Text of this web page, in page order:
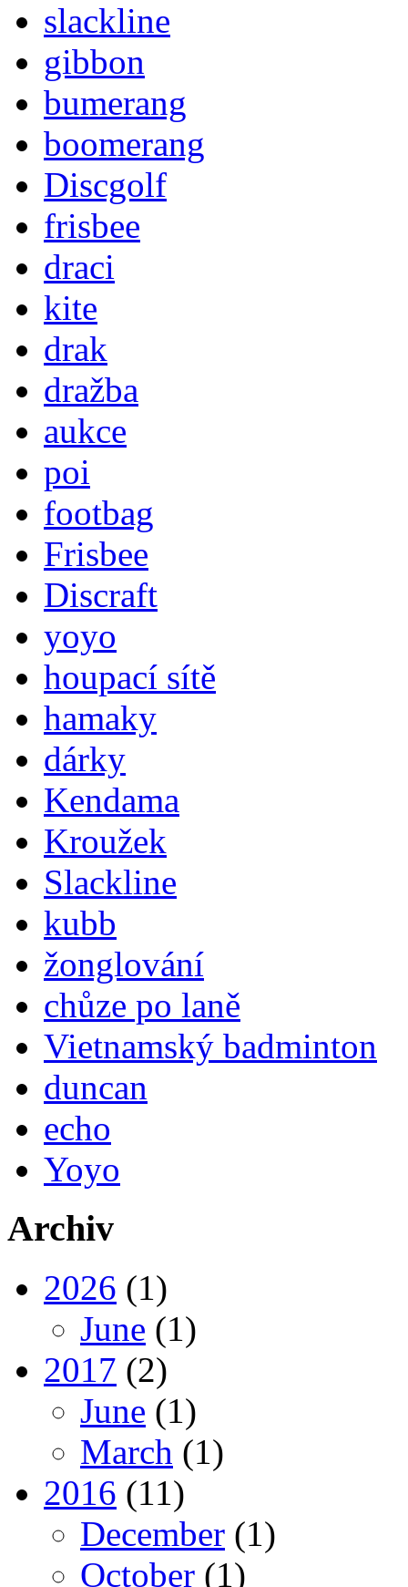
slackline
gibbon
bumerang
boomerang
Discgolf
frisbee
draci
kite
drak
dražba
aukce
poi
footbag
Frisbee
Discraft
yoyo
houpací sítě
hamaky
dárky
Kendama
Kroužek
Slackline
kubb
žonglování
chůze po laně
Vietnamský badminton
duncan
echo
Yoyo
Archiv
2026 (1)
June (1)
2017 (2)
June (1)
March (1)
2016 (11)
December (1)
October (1)